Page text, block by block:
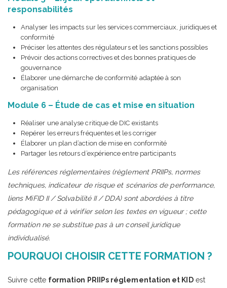
responsabilités
Analyser les impacts sur les services commerciaux, juridiques et
conformité
Préciser les attentes des régulateurs et les sanctions possibles
Prévoir des actions correctives et des bonnes pratiques de
gouvernance
Élaborer une démarche de conformité adaptée à son
organisation
Module 6 – Étude de cas et mise en situation
Réaliser une analyse critique de DIC existants
Repérer les erreurs fréquentes et les corriger
Élaborer un plan d’action de mise en conformité
Partager les retours d’expérience entre participants
Les références réglementaires (règlement PRIIPs, normes
techniques, indicateur de risque et scénarios de performance,
liens MiFID II / Solvabilité II / DDA) sont abordées à titre
pédagogique et à vérifier selon les textes en vigueur ; cette
formation ne se substitue pas à un conseil juridique
individualisé.
POURQUOI CHOISIR CETTE FORMATION ?
Suivre cette formation PRIIPs réglementation et KIDest